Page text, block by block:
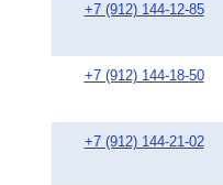
+7 (912) 144-12-85
+7 (912) 144-18-50
+7 (912) 144-21-02